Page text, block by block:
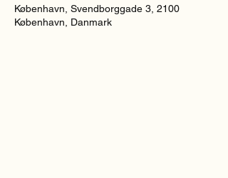
København, Svendborggade 3, 2100
København, Danmark